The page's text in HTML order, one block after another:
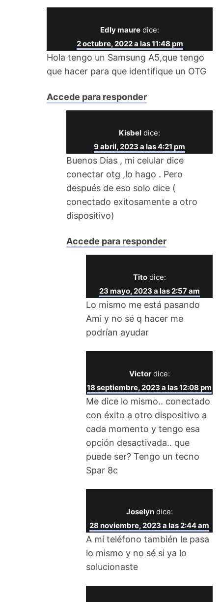
Edly maure dice:
2 octubre, 2022 a las 11:48 pm
Hola tengo un Samsung A5,que tengo
que hacer para que identifique un OTG
Accede para responder
Kisbel dice:
9 abril, 2023 a las 4:21 pm
Buenos Días , mi celular dice
conectar otg ,lo hago . Pero
después de eso solo dice (
conectado exitosamente a otro
dispositivo)
Accede para responder
Tito dice:
23 mayo, 2023 a las 2:57 am
Lo mismo me está pasando
Ami y no sé q hacer me
podrían ayudar
Victor dice:
18 septiembre, 2023 a las 12:08 pm
Me dice lo mismo.. conectado
con éxito a otro dispositivo a
cada momento y tengo esa
opción desactivada.. que
puede ser? Tengo un tecno
Spar 8c
Joselyn dice:
28 noviembre, 2023 a las 2:44 am
A mí teléfono también le pasa
lo mismo y no sé si ya lo
solucionaste